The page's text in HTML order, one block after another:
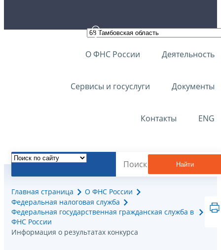
О ФНС России Деятельность
Сервисы и госуслуги Документы
Контакты ENG
Найти
Главная страница
О ФНС России
Федеральная налоговая служба
Федеральная государственная гражданская служба в
ФНС России
Информация о результатах конкурса